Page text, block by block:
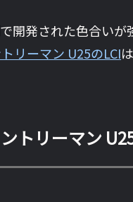
開発された色合い
リーマン U25のLCI
トリーマン